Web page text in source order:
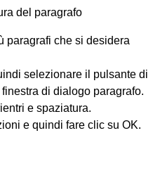
del paragrafo
paragrafi che si desidera
selezionare il pulsante di
di dialogo paragrafo.
e spaziatura.
e quindi fare clic su OK.